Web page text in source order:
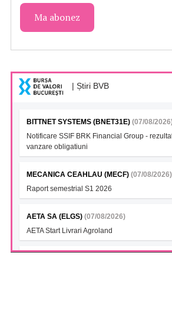
| Știri BVB
BITTNET SYSTEMS (BNET31E) (07/08/
Notificare SSIF BRK Financial Group -
vanzare obligatiuni
MECANICA CEAHLAU (MECF) (07/08/2026)
Raport semestrial S1 2026
AETA SA (ELGS) (07/08/2026)
AETA Start Livrari Agroland